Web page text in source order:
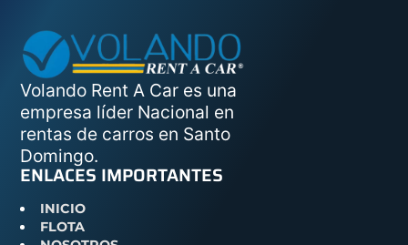
Volando Rent A Car es una
empresa líder Nacional en
rentas de carros en Santo
Domingo.
ENLACES IMPORTANTES
INICIO
FLOTA